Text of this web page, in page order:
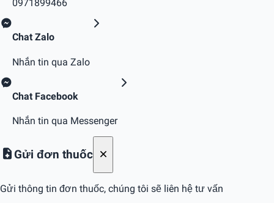
0971899466
Chat Zalo
Nhắn tin qua Zalo
Chat Facebook
Nhắn tin qua Messenger
Gửi đơn thuốc
Gửi thông tin đơn thuốc, chúng tôi sẽ liên hệ tư vấn